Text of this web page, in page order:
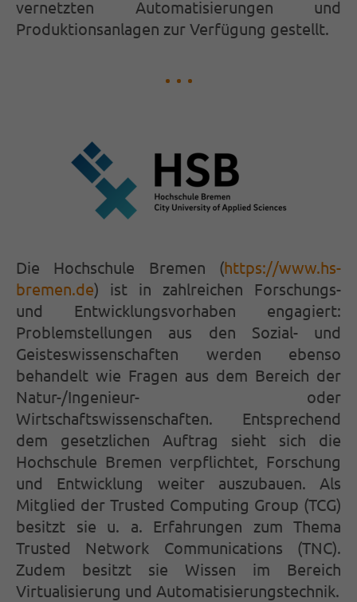
vernetzten Automatisierungen und
Produktionsanlagen zur Verfügung gestellt.
Die Hochschule Bremen (https://www.hs-
bremen.de) ist in zahlreichen Forschungs-
und Entwicklungsvorhaben engagiert:
Problemstellungen aus den Sozial- und
Geisteswissenschaften werden ebenso
behandelt wie Fragen aus dem Bereich der
Natur-/Ingenieur- oder
Wirtschaftswissenschaften. Entsprechend
dem gesetzlichen Auftrag sieht sich die
Hochschule Bremen verpflichtet, Forschung
und Entwicklung weiter auszubauen. Als
Mitglied der Trusted Computing Group (TCG)
besitzt sie u. a. Erfahrungen zum Thema
Trusted Network Communications (TNC).
Zudem besitzt sie Wissen im Bereich
Virtualisierung und Automatisierungstechnik.